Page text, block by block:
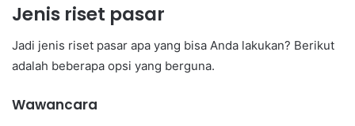
Jenis riset pasar
Jadi jenis riset pasar apa yang bisa Anda lakukan? Berikut
adalah beberapa opsi yang berguna.
Wawancara